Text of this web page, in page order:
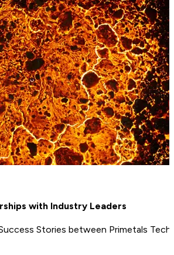
with Industry Leaders
Stories between Primetals